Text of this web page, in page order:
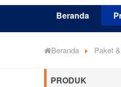
Beranda
Beranda Paket
PRODUK